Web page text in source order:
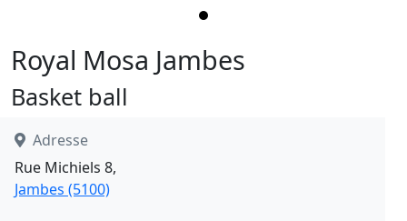
Royal Mosa Jambes
Basket ball
Adresse
Rue Michiels 8,
Jambes (5100)